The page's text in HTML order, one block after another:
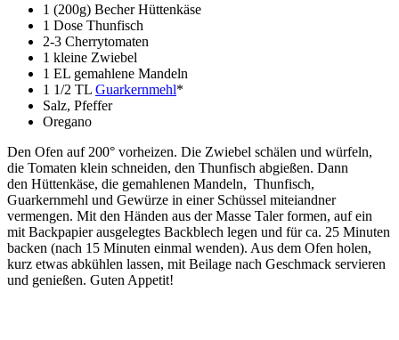
1 (200g) Becher Hüttenkäse
1 Dose Thunfisch
2-3 Cherrytomaten
1 kleine Zwiebel
1 EL gemahlene Mandeln
1 1/2 TL Guarkernmehl*
Salz, Pfeffer
Oregano
Den Ofen auf 200° vorheizen. Die Zwiebel schälen und würfeln,
die Tomaten klein schneiden, den Thunfisch abgießen. Dann
den Hüttenkäse, die gemahlenen Mandeln, Thunfisch,
Guarkernmehl und Gewürze in einer Schüssel miteiandner
vermengen. Mit den Händen aus der Masse Taler formen, auf ein
mit Backpapier ausgelegtes Backblech legen und für ca. 25 Minuten
backen (nach 15 Minuten einmal wenden). Aus dem Ofen holen,
kurz etwas abkühlen lassen, mit Beilage nach Geschmack servieren
und genießen. Guten Appetit!